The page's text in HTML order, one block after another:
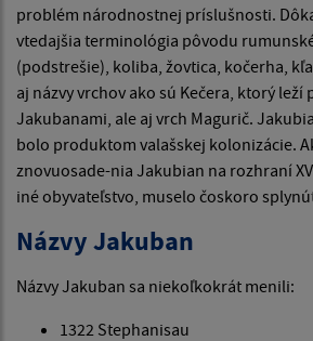
problém národnostnej príslušnosti.
vtedajšia termi­nológia pôvodu
(podstrešie), koliba, žovtica, kočerha,
aj názvy vrchov ako sú Kečera, ktorý le­ží
Jakubanami, ale aj vrch Magurič.
bolo produktom valašskej kolonizácie.
znovuosade-nia Jakubian na rozhraní
iné obyvateľstvo, muselo čoskoro
Názvy Jakuban
Názvy Jakuban sa niekoľkokrát menili:
1322 Stephanisau